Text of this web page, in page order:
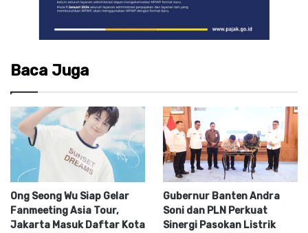
Baca Juga
Ong Seong Wu Siap Gelar
Fanmeeting Asia Tour,
Jakarta Masuk Daftar Kota
Gubernur Banten Andra
Soni dan PLN Perkuat
Sinergi Pasokan Listrik